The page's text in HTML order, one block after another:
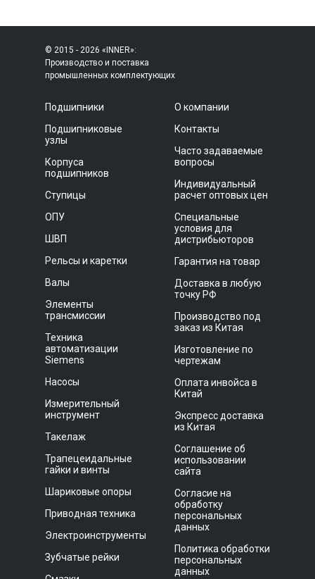
© 2015 - 2026 «INNER»:
Производство и поставка
промышленных комплектующих
Подшипники
Подшипниковые
узлы
Корпуса
подшипников
Ступицы
ОПУ
ШВП
Рельсы и каретки
Валы
Элементы
трансмиссии
Техника
автоматизации
Siemens
Насосы
Измерительный
инструмент
Такелаж
Трапецеидальные
гайки и винты
Шариковые опоры
Приводная техника
Электроинструменты
Зубчатые рейки
О компании
Контакты
Часто задаваемые
вопросы
Индивидуальный
расчет оптовых цен
Специальные
условия для
дистрибьюторов
Гарантия на товар
Доставка в любую
точку РФ
Производство под
заказ из Китая
Изготовление по
чертежам
Оплата инвойса в
Китай
Экспресс доставка
из Китая
Соглашение об
использовании
сайта
Согласие на
обработку
персональных
данных
Политика обработки
персональных
данных